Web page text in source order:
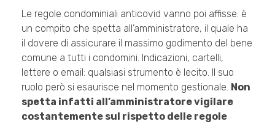
Le regole condominiali anticovid vanno poi affisse: è
un compito che spetta all’amministratore, il quale ha
il dovere di assicurare il massimo godimento del bene
comune a tutti i condomini. Indicazioni, cartelli,
lettere o email: qualsiasi strumento è lecito. Il suo
ruolo però si esaurisce nel momento gestionale. Non
spetta infatti all’amministratore vigilare
costantemente sul rispetto delle regole